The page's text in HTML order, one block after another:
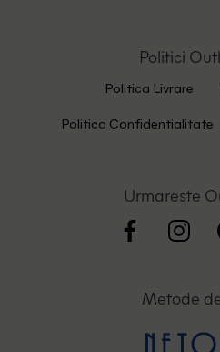
Politici
Politica Livrare
Politica Confidentialitate
Urmareste
Metode